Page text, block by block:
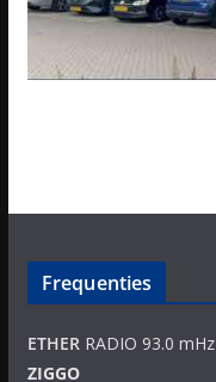
Frequenties
ETHERRADIO 93.0 mHz
ZIGGO